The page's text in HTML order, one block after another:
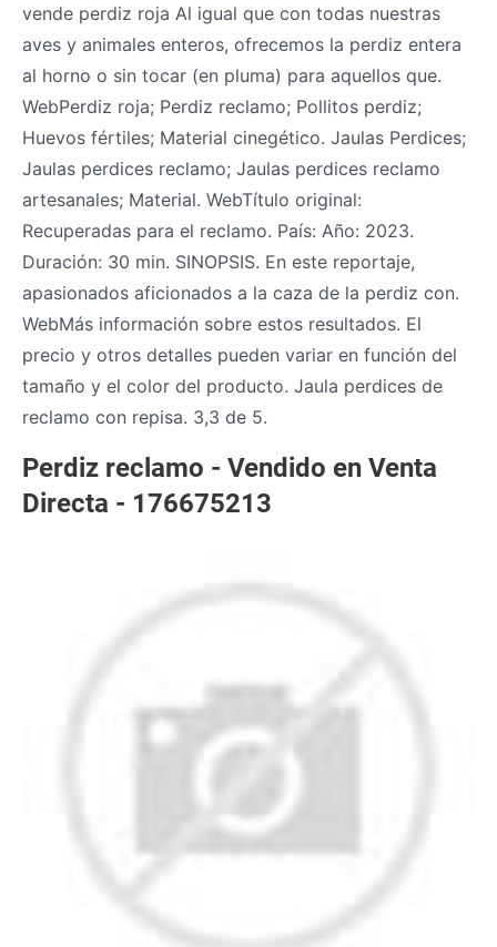
vende perdiz roja Al igual que con todas nuestras
aves y animales enteros, ofrecemos la perdiz entera
al horno o sin tocar (en pluma) para aquellos que.
WebPerdiz roja; Perdiz reclamo; Pollitos perdiz;
Huevos fértiles; Material cinegético. Jaulas Perdices;
Jaulas perdices reclamo; Jaulas perdices reclamo
artesanales; Material. WebTítulo original:
Recuperadas para el reclamo. País: Año: 2023.
Duración: 30 min. SINOPSIS. En este reportaje,
apasionados aficionados a la caza de la perdiz con.
WebMás información sobre estos resultados. El
precio y otros detalles pueden variar en función del
tamaño y el color del producto. Jaula perdices de
reclamo con repisa. 3,3 de 5.
Perdiz reclamo - Vendido en Venta
Directa - 176675213